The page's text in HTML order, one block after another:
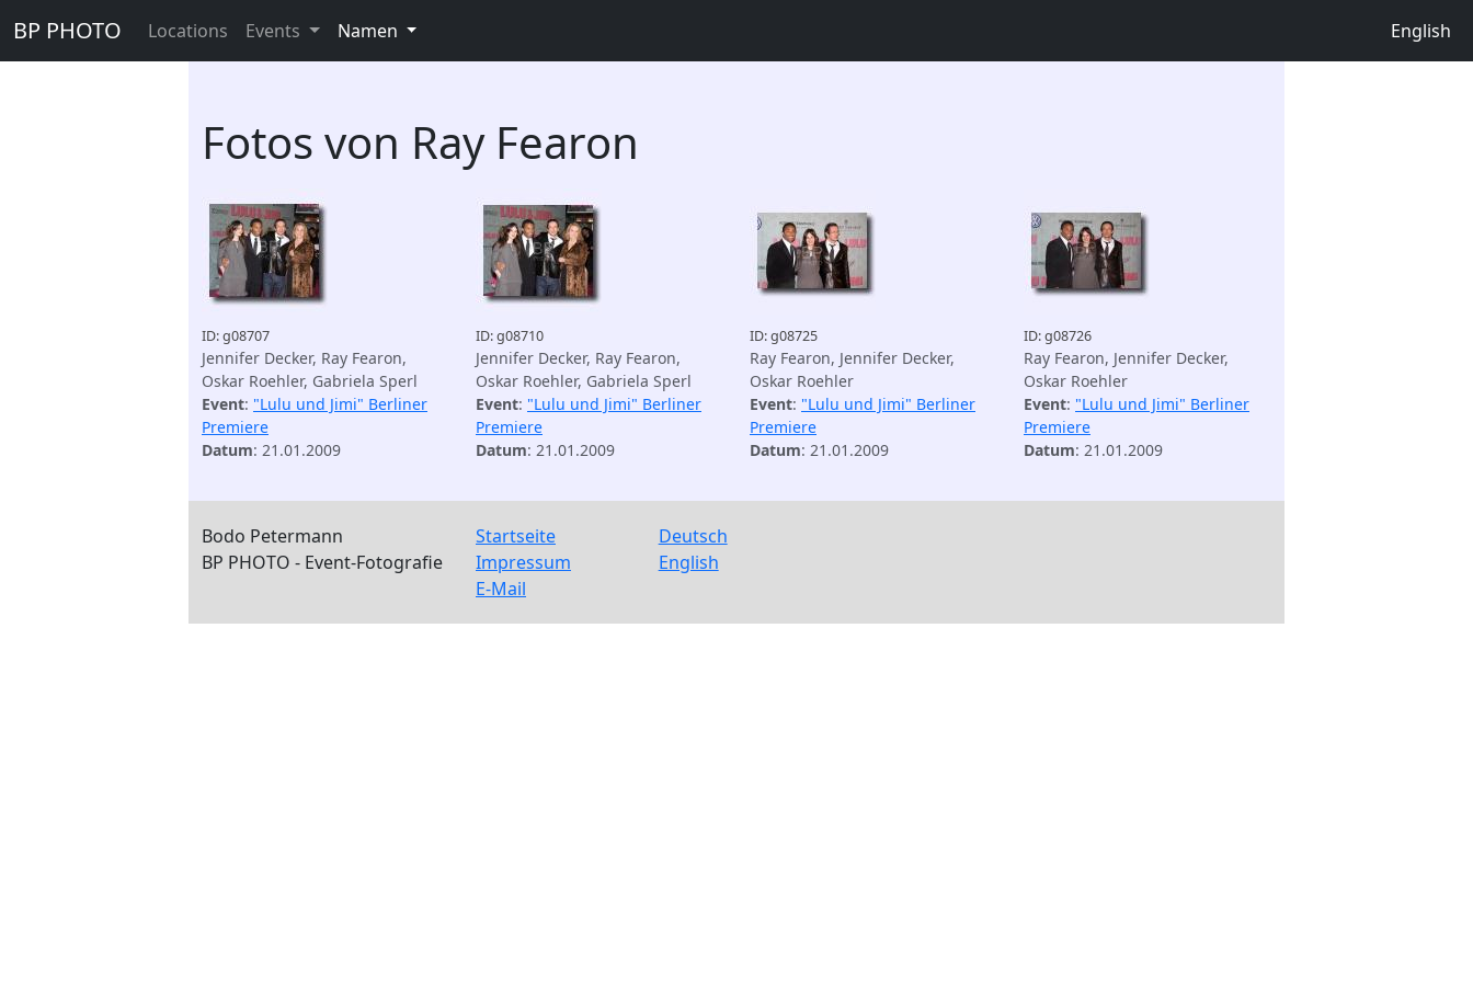
BP PHOTO Locations Events Namen English
Fotos von Ray Fearon
ID: g08707
Jennifer Decker, Ray Fearon,
Oskar Roehler, Gabriela Sperl
Event: "Lulu und Jimi" Berliner
Premiere
Datum: 21.01.2009
ID: g08710
Jennifer Decker, Ray Fearon,
Oskar Roehler, Gabriela Sperl
Event: "Lulu und Jimi" Berliner
Premiere
Datum: 21.01.2009
ID: g08725
Ray Fearon, Jennifer Decker,
Oskar Roehler
Event: "Lulu und Jimi" Berliner
Premiere
Datum: 21.01.2009
ID: g08726
Ray Fearon, Jennifer Decker,
Oskar Roehler
Event: "Lulu und Jimi" Berliner
Premiere
Datum: 21.01.2009
Bodo Petermann
BP PHOTO - Event-Fotografie
Startseite
Impressum
E-Mail
Deutsch
English